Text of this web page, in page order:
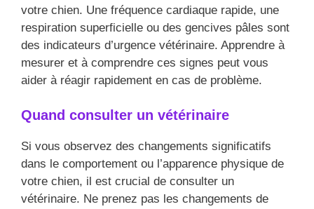
votre chien. Une fréquence cardiaque rapide, une
respiration superficielle ou des gencives pâles sont
des indicateurs d’urgence vétérinaire. Apprendre à
mesurer et à comprendre ces signes peut vous
aider à réagir rapidement en cas de problème.
Quand consulter un vétérinaire
Si vous observez des changements significatifs
dans le comportement ou l’apparence physique de
votre chien, il est crucial de consulter un
vétérinaire. Ne prenez pas les changements de